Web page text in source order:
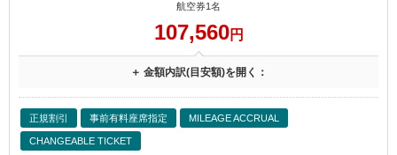
航空券1名
107,560円
＋ 金額内訳(目安額)を開く：
正規割引 事前有料座席指定 MILEAGE ACCRUAL
CHANGEABLE TICKET